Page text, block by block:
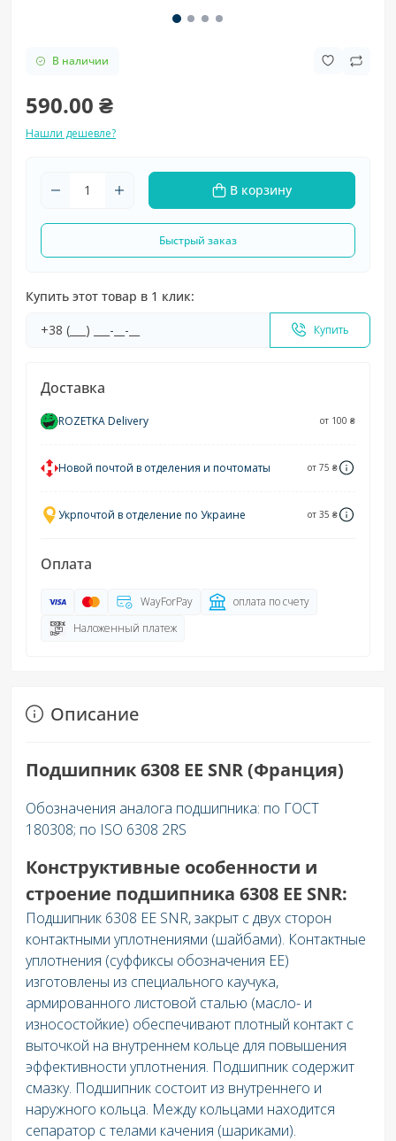
В наличии
590.00 ₴
Нашли дешевле?
В корзину
Быстрый заказ
Купить этот товар в 1 клик:
Купить
Доставка
ROZETKA Delivery от 100 ₴
Новой почтой в отделения и почтоматы от 75 ₴
Укрпочтой в отделение по Украине от 35 ₴
Оплата
WayForPay
оплата по счету
Наложенный платеж
Описание
Подшипник 6308 EE SNR (Франция)
Обозначения аналога подшипника: по ГОСТ
180308; по ISO 6308 2RS
Конструктивные особенности и
строение подшипника 6308 EE SNR:
Подшипник 6308 EE SNR, закрыт с двух сторон
контактными уплотнениями (шайбами). Контактные
уплотнения (суффиксы обозначения EE)
изготовлены из специального каучука,
армированного листовой сталью (масло- и
износостойкие) обеспечивают плотный контакт с
выточкой на внутреннем кольце для повышения
эффективности уплотнения. Подшипник содержит
смазку. Подшипник состоит из внутреннего и
наружного кольца. Между кольцами находится
сепаратор с телами качения (шариками).